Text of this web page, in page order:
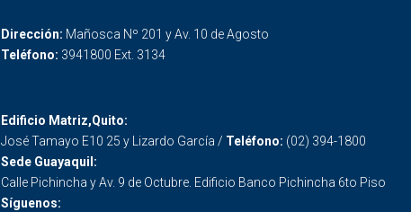
Dirección: Mañosca Nº 201 y Av. 10 de Agosto
Teléfono: 3941800 Ext. 3134
Edificio Matriz,Quito:
José Tamayo E10 25 y Lizardo García / Teléfono: (02) 394-1800
Sede Guayaquil:
Calle Pichincha y Av. 9 de Octubre. Edificio Banco Pichincha 6to Piso
Síguenos: